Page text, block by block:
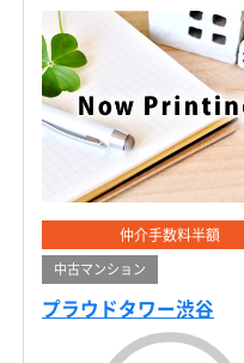
仲介手数料半額
中古マンション
プラウドタワー渋谷